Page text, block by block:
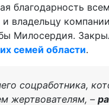
благодарность
владельцу
Милосердия.
семей области.
соцработника,
жертвователям, –